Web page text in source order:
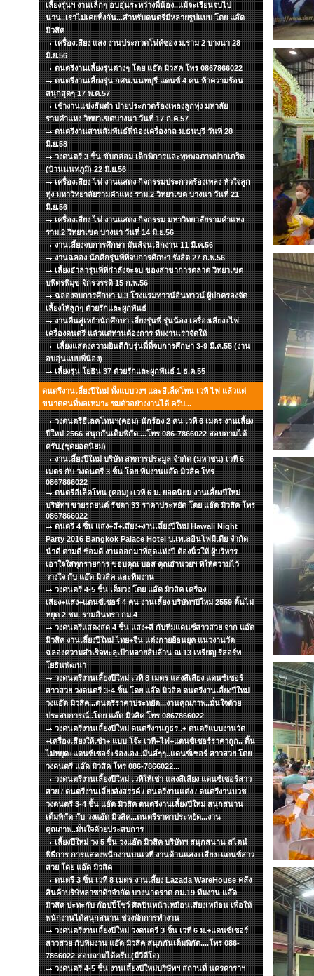
เลี้ยงรุ่นฯ งานเล็กๆ อบอุ่นระหว่างพี่น้อง..แม้จะเรียนจบไป
นาน..เราไม่เคยทิ้งกัน...สำหรับดนตรีมีหลายรูปแบบ โดย แอ๊ด
มิวสิค
เครื่องเสียง แสง งานประกวดโฟค์ซอง ม.ราม 2 บางนา 28
มิ.ย.56
ดนตรีงานเลี้ยงรุ่นต่างๆ โดย แอ๊ด มิวสค โทร 0867866022
ดนตรีงานเลี้ยงรุ่น กศน.นนทบุรี แดนซ์ 4 คน ท้าความร้อน
สนุกสุดๆ 17 พ.ค.57
เช้างานแข่งส้มตำ บ่ายประกวดร้องเพลงลูกทุ่ง มหาลัย
รามคำแหง วิทยาเขตบางนา วันที่ 17 ก.ค.57
ดนตรีงานสานสัมพันธ์พี่น้องเครื่องกล ม.ธนบุรี วันที่ 28
มิ.ย.58
วงดนตรี 3 ชิ้น ขับกล่อม เด็กพิการและทุพพลภาพปากเกร็ด
(บ้านนนทภูมิ) 22 มิ.ย.56
เครื่องเสียง ไฟ งานแสดง กิจกรรมประกวดร้องเพลง หัวใจลูก
ทุ่ง มหาวิทยาลัยรามคำแหง ราม.2 วิทยาเขต บางนา วันที่ 21
มิ.ย.56
เครื่องเสียง ไฟ งานแสดง กิจกรรม มหาวิทยาลัยรามคำแหง
ราม.2 วิทยาเขต บางนา วันที่ 14 มิ.ย.56
งานเลี้ยงจบการศึกษา มันส์จนเลิกงาน 11 มี.ค.56
งานฉลอง นักศึกรุ่นพี่ที่จบการศึกษา รังสิต 27 ก.พ.56
เลี้ยงอำลารุ่นพี่ที่กำลังจะจบ ของสาขาการตลาด วิทยาเขต
บพิตรพิมุข จักรวรรดิ 15 ก.พ.56
ฉลองจบการศึกษา ม.3 โรงแรมทาวน์อินทาวน์ ผู้ปกครองจัด
เลี้ยงให้ลูกๆ ด้วยรักและผูกพันธ์
งานคืนสู่เหย้านักศึกษา เลี้ยงรุ่นพี่ รุ่นน้อง เครื่องเสียง+ไฟ
เครื่องดนตรี แล้วแต่ท่านต้องการ ทีมงานเราจัดให้
เลี้ยงแสดงความยินดีกับรุ่นพี่ที่จบการศึกษา 3-9 มี.ค.55 (งาน
อบอุ่นแบบพี่น้อง)
เลี้ยงรุ่น โยธิน 37 ด้วยรักและผูกพันธ์ 1 ธ.ค.55
ดนตรีงานเลี้ยงปีใหม่ ทั้งแบบวงฯ และอีเล็คโทน เวที ไฟ แล้วแต่
ขนาดคนที่พอเหมาะ ชมตัวอย่างงานได้ ครับ...
วงดนตรีอีเลคโทนฯ(คอม) นักร้อง 2 คน เวที 6 เมตร งานเลี้ยง
ปีใหม่ 2566 สนุกกันเต็มพิกัด....โทร 086-7866022 สอบถามได้
ครับ.(ชุดยอดนิยม)
งานเลี้ยงปีใหม่ บริษัท สหการประมูล จำกัด (มหาชน) เวที 6
เมตร กับ วงดนตรี 3 ชิ้น โดย ทีมงานแอ๊ด มิวสิค โทร
0867866022
ดนตรีอีเล็คโทน (คอม)+เวที 6 ม. ยอดนิยม งานเลี้ยงปีใหม่
บริษัทฯ ขายรถยนต์ รัชดา 33 ราคาประหยัด โดย แอ๊ด มิวสิค โทร
0867866022
ดนตรี 4 ชิ้น แสง+สี+เสียง+งานเลี้ยงปีใหม่ Hawali Night
Party 2016 Bangkok Palace Hotel บ.เทเลอินโฟมีเดีย จำกัด
นำดี ตามดี ซ้อมดี งานออกมาที่สุดแห่งปี ต้องนิ้วให้ ผู้บริหาร
เอาใจใส่ทุกรายการ ขอบคุณ บอส คุณอำนวยฯ ที่ให้ความไว้
วางใจ กับ แอ๊ด มิวสิค และทีมงาน
วงดนตรี 4-5 ชิ้น เต็มวง โดย แอ๊ด มิวสิค เครื่อง
เสียง+แสง+แดนซ์เซอร์ 4 คน งานเลี้ยง บริษัทฯปีใหม่ 2559 ดิ้นไม่
หยุด 2 ชม. รามอินทรา กม.4
วงดนตรีแสดงสด 4 ชิ้น แสง+สี กับทีมแดนซ์สาวสวย จาก แอ๊ด
มิวสิค งานเลี้ยงปีใหม่ ไทย+จีน แต่งกายย้อนยุค แนวงานวัด
ฉลองความสำเร็จทะลุเป้าหลายสิบล้าน ณ 13 เหรียญ รีสอร์ท
โยธินพัฒนา
วงดนตรีงานเลี้ยงปีใหม่ เวที 8 เมตร แสงสีเสียง แดนซ์เซอร์
สาวสวย วงดนตรี 3-4 ชิ้น โดย แอ๊ด มิวสิค ดนตรีงานเลี้ยงปีใหม่
วงแอ๊ด มิวสิค...ดนตรีราคาประหยัด...งานคุณภาพ..มั่นใจด้วย
ประสบการณ์..โดย แอ๊ด มิวสิค โทร 0867866022
วงดนตรีงานเลี้ยงปีใหม่ ดนตรีงานภูธร..+ ดนตรีแบบงานวัด
+เครื่องเสียงให้เช่า+ แบบ โจ๊ะ เวที+ไฟ+แดนซ์เซอร์ราคาถูก.. ดิ้น
ไม่หยุด+แดนซ์เซอร์+ร้องเอง..มันส์ๆๆ..แดนซ์เซอร์ สาวสวย โดย
วงดนตรี แอ๊ด มิวสิค โทร 086-7866022...
วงดนตรีงานเลี้ยงปีใหม่ เวทีให้เช่า แสงสีเสียง แดนซ์เซอร์สาว
สวย / ดนตรีงานเลี้ยงสังสรรค์ / ดนตรีงานแต่ง / ดนตรีงานบวช
วงดนตรี 3-4 ชิ้น แอ๊ด มิวสิค ดนตรีงานเลี้ยงปีใหม่ สนุกสนาน
เต็มพิกัด กับ วงแอ๊ด มิวสิค...ดนตรีราคาประหยัด...งาน
คุณภาพ..มั่นใจด้วยประสบการ
เลี้ยงปีใหม่ วง 5 ชิ้น วงแอ๊ด มิวสิค บริษัทฯ สนุกสนาน สไตน์
พิธีการ การแสดงพนักงานบนเวที งานด้านแสง+เสียง+แดนซ์สาว
สวย โดย แอ๊ด มิวสิค
ดนตรี 3 ชิ้น เวที 8 เมตร งานเลี้ยง Lazada WareHouse คลัง
สินค้าบริษัทลาซาด้าจำกัด บางนาตราด กม.19 ทีมงาน แอ๊ด
มิวสิค ปะทะกับ ก๊อปปี้โชว์ ศิลปินหน้าเหมือนเสียงเหมือน เพื่อให้
พนักงานได้สนุกสนาน ช่วงพักการทำงาน
วงดนตรีงานเลี้ยงปีใหม่ วงดนตรี 3 ชิ้น เวที 6 ม.+แดนซ์เซอร์
สาวสวย กับทีมงาน แอ๊ด มิวสิค สนุกกันเต็มพิกัด....โทร 086-
7866022 สอบถามได้ครับ.(มีวีดีโอ)
วงดนตรี 4-5 ชิ้น งานเลี้ยงปีใหม่บริษัทฯ สถานที่ นครคาราฯ